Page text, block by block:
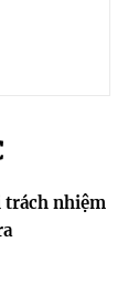
trách nhiệm